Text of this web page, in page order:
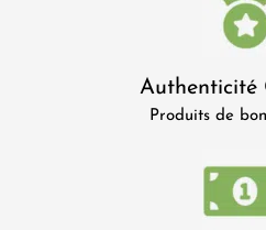
Authenticité
Produits de